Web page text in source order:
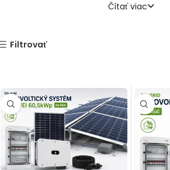
Čítať viac
Filtrovať